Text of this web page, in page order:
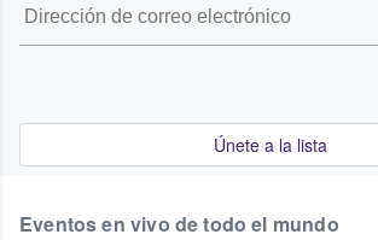
Únete a la lista
Eventos en vivo de todo el mundo